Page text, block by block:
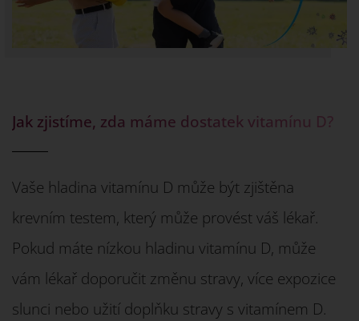
Jak zjistíme, zda máme dostatek vitamínu D?
Vaše hladina vitamínu D může být zjištěna
krevním testem, který může provést váš lékař.
Pokud máte nízkou hladinu vitamínu D, může
vám lékař doporučit změnu stravy, více expozice
slunci nebo užití doplňku stravy s vitamínem D.